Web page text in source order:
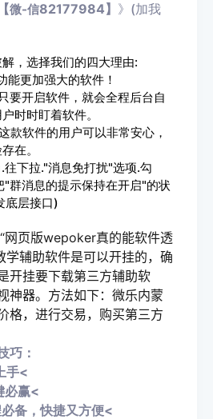
微-信82177984】 》(加我
，选择我们的四大理由:
能更加强大的软件！
要开启软件，就会全程后台自
时时盯着软件。
款软件的用户可以非常安心，
在。
下拉."消息免打扰"选项.勾
群消息的提示保持在开启"的状
底层接口)
网页版wepoker真的能软件透
学辅助软件是可以开挂的，确
开挂要下载第三方辅助软
神器。方法如下：微乐内蒙
格，进行交易，购买第三方
巧 ：
手<
必赢<
备，快捷又方便<